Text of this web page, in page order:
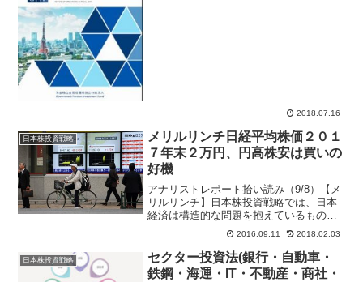
2018.07.16
日本株投資戦略
メリルリンチ日経平均株価２０１
７年末２万円、円高株安は買いの
好機
アナリストレポート拾い読み（9/8）【メ
リルリンチ】日本株投資戦略では、日本
経済は構造的な問題を抱えているもの
の、２０１２年を起点とした日本株の長
期上昇トレンドは終焉していない可能性
が高いと指摘。日本株は今秋下方圧力に
さらされるとみる中、短...
2016.09.11 2018.02.03
日本株投資戦略
セクター投資法(銀行・自動車・
鉄鋼・海運・IT・不動産・商社・